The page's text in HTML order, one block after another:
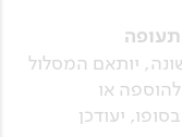
יותאם המסלול
או
יעודכן